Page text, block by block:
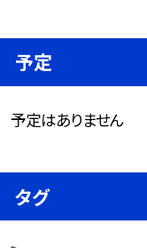
予定
予定はありません
タグ